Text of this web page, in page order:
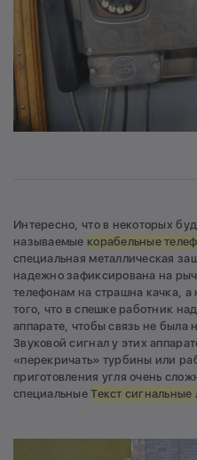
Интересно, что в некоторых
называемые корабельные
специальная металлическая
надежно зафиксирована на
телефонам на страшна качка, а
того, что в спешке работник
аппарате, чтобы связь не была
Звуковой сигнал у этих
«перекричать» турбины или
приготовления угля очень
специальныеТекст сигнальные